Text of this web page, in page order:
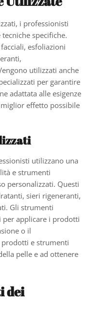
i professionisti
specifiche.
esfoliazioni
utilizzati anche
per garantire
adattata alle esigenze
effetto possibile
utilizzano una
e strumenti
personalizzati. Questi
sieri rigeneranti,
Gli strumenti
per applicare i prodotti
o il
e strumenti
pelle e ad ottenere
dei